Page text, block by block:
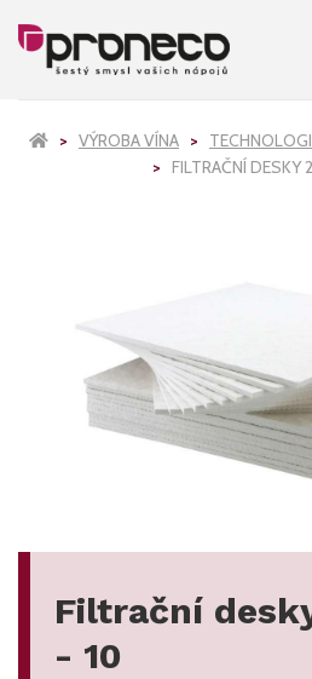
VÝROBA VÍNA
FILTRAČNÍ
Filtrační
- 10